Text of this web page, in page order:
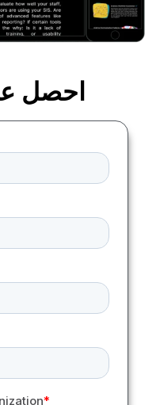
احصل